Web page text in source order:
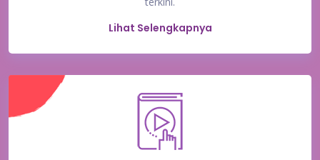
Lihat Selengkapnya